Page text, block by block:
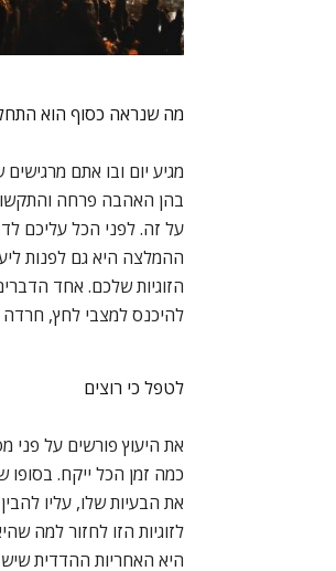
מה שנראה כסוף הוא
מגיע יום ובו אתם
בהן האהבה פרחה
על זה. לפני הכל עליכם
ההמלצה היא גם לפנות
הזוגיות שלכם. אחד
להיכנס למצבי לחץ, חרדה
לטפל כי רוצים
את היעוץ פורשים על פני
כמה זמן הכל ייקח. בסופו
את הבעיות שלו, עליו
לזוגיות הזו לחזור למה
היא האחריות ההדדית